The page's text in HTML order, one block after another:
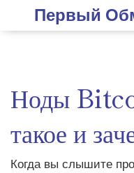
Первый
Ноды
такое и
Когда вы слышите про